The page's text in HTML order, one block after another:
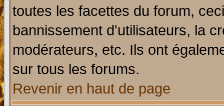
toutes les facettes du forum,
bannissement d'utilisateurs, la
modérateurs, etc. Ils ont
sur tous les forums.
Revenir en haut de page